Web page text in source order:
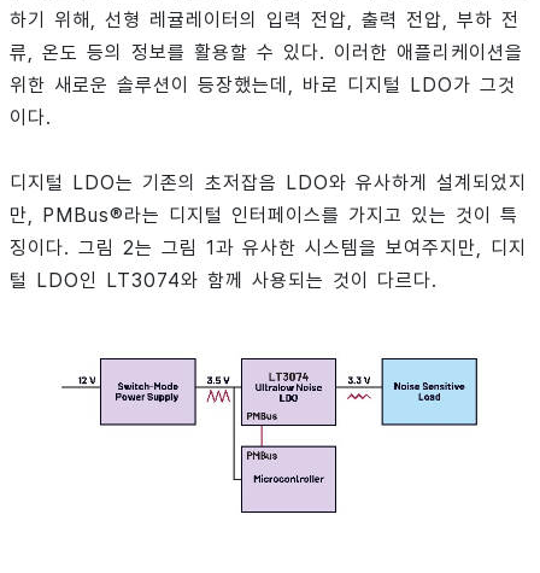
하기 위해, 선형 레귤레이터의 입력 전압, 출력 전압, 부하 전
류, 온도 등의 정보를 활용할 수 있다. 이러한 애플리케이션을
위한 새로운 솔루션이 등장했는데, 바로 디지털 LDO가 그것
이다.
디지털 LDO는 기존의 초저잡음 LDO와 유사하게 설계되었지
만, PMBus®라는 디지털 인터페이스를 가지고 있는 것이 특
징이다. 그림 2는 그림 1과 유사한 시스템을 보여주지만, 디지
털 LDO인 LT3074와 함께 사용되는 것이 다르다.